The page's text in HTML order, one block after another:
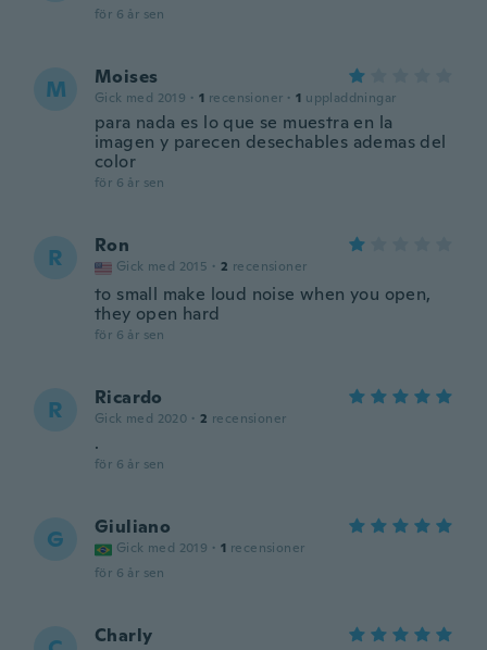
för 6 år sen
M Moises
Gick med 2019 · 1 recensioner · 1 uppladdningar
para nada es lo que se muestra en la
imagen y parecen desechables ademas del
color
för 6 år sen
R Ron
Gick med 2015 · 2 recensioner
to small make loud noise when you open,
they open hard
för 6 år sen
R Ricardo
Gick med 2020 · 2 recensioner
.
för 6 år sen
G Giuliano
Gick med 2019 · 1 recensioner
för 6 år sen
Charly